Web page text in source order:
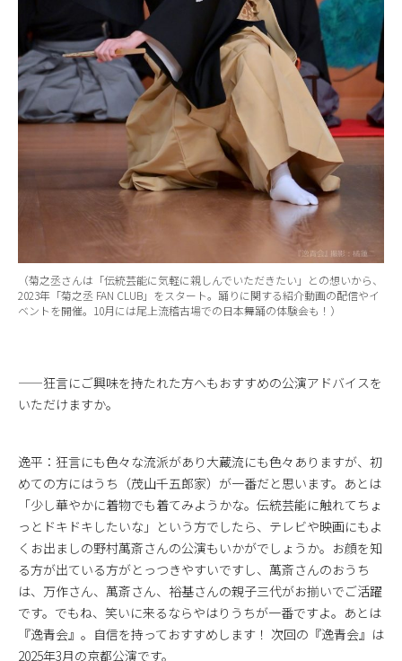
（菊之丞さんは「伝統芸能に気軽に親しんでいただきたい」との想いから、
2023年「菊之丞 FAN CLUB」をスタート。踊りに関する紹介動画の配信やイ
ベントを開催。10月には尾上流稽古場での日本舞踊の体験会も！）
——狂言にご興味を持たれた方へもおすすめの公演アドバイスを
いただけますか。
逸平：狂言にも色々な流派があり大蔵流にも色々ありますが、初
めての方にはうち（茂山千五郎家）が一番だと思います。あとは
「少し華やかに着物でも着てみようかな。伝統芸能に触れてちょ
っとドキドキしたいな」という方でしたら、テレビや映画にもよ
くお出ましの野村萬斎さんの公演もいかがでしょうか。お顔を知
る方が出ている方がとっつきやすいですし、萬斎さんのおうち
は、万作さん、萬斎さん、裕基さんの親子三代がお揃いでご活躍
です。でもね、笑いに来るならやはりうちが一番ですよ。あとは
『逸青会』。自信を持っておすすめします！ 次回の『逸青会』は
2025年3月の京都公演です。